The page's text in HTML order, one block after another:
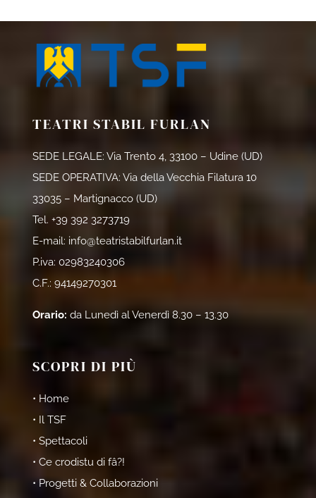
TEATRI STABIL FURLAN
SEDE LEGALE: Via Trento 4, 33100 – Udine (UD)
SEDE OPERATIVA: Via della Vecchia Filatura 10
33035 – Martignacco (UD)
Tel. +39 392 3273719
E-mail: info@teatristabilfurlan.it
P.iva: 02983240306
C.F.: 94149270301
Orario: da Lunedì al Venerdì 8.30 – 13.30
SCOPRI DI PIÙ
• Home
• Il TSF
• Spettacoli
• Ce crodistu di fâ?!
• Progetti & Collaborazioni